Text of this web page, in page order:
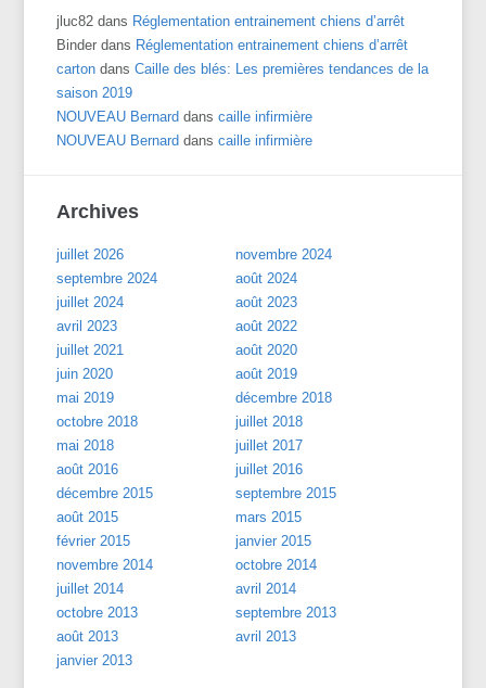
jluc82 dans Réglementation entrainement chiens d’arrêt
Binder dans Réglementation entrainement chiens d’arrêt
carton dansCaille des blés: Les premières tendances de la
saison 2019
NOUVEAU Bernard danscaille infirmière
NOUVEAU Bernard danscaille infirmière
Archives
juillet 2026
novembre 2024
septembre 2024
août 2024
juillet 2024
août 2023
avril 2023
août 2022
juillet 2021
août 2020
juin 2020
août 2019
mai 2019
décembre 2018
octobre 2018
juillet 2018
mai 2018
juillet 2017
août 2016
juillet 2016
décembre 2015
septembre 2015
août 2015
mars 2015
février 2015
janvier 2015
novembre 2014
octobre 2014
juillet 2014
avril 2014
octobre 2013
septembre 2013
août 2013
avril 2013
janvier 2013